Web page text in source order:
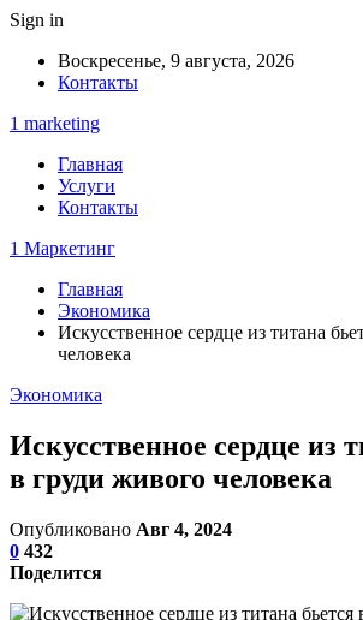
Sign in
Воскресенье, 9 августа, 2026
Контакты
1 marketing
Главная
Услуги
Контакты
1 Маркетинг
Главная
Экономика
Искусственное сердце из титана
человека
Экономика
Искусственное сердце из
в груди живого человека
Опубликовано Авг 4, 2024
0 432
Поделится